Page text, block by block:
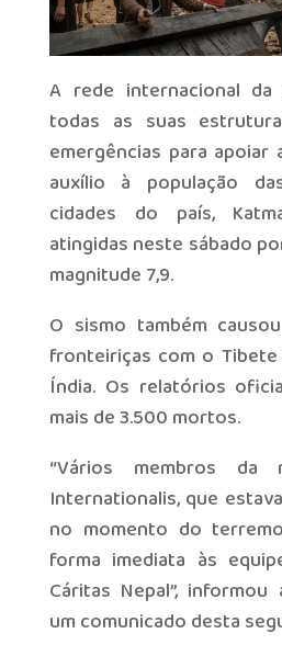
A rede internacional da
todas as suas
emergências para apoiar
auxílio à população
cidades do país,
atingidas neste sábado
magnitude 7,9.
O sismo também
fronteiriças com o
Índia. Os relatórios
mais de 3.500 mortos.
“Vários membros da
Internationalis, que
no momento do
forma imediata às
Cáritas Nepal”,
um comunicado desta